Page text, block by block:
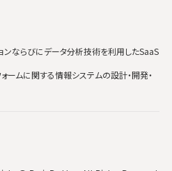
ンならびにデータ分析技術を利用したSaaS
ォームに関する情報システムの設計・開発・